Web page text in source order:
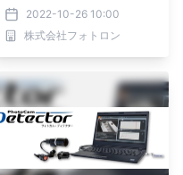
ダクト／ワークフローを提
案 11/16より開催「Inter
BEE2022」に出展
2022-10-26 10:00
株式会社フォトロン